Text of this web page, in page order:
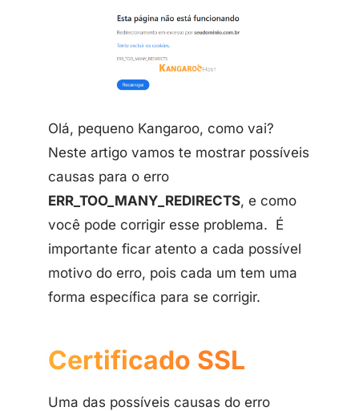
Olá, pequeno Kangaroo, como vai?
Neste artigo vamos te mostrar possíveis
causas para o erro
ERR_TOO_MANY_REDIRECTS, e como
você pode corrigir esse problema. É
importante ficar atento a cada possível
motivo do erro, pois cada um tem uma
forma específica para se corrigir.
Certificado SSL
Uma das possíveis causas do erro